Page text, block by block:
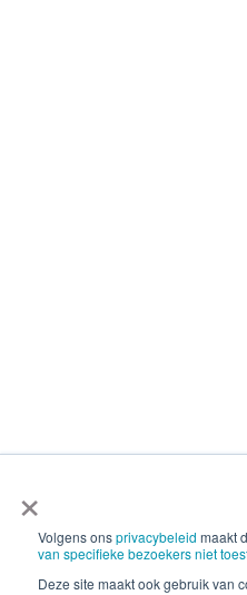
×
Volgens onsprivacybeleid maakt
van specifieke bezoekers niet
Deze site maakt ook gebruik van